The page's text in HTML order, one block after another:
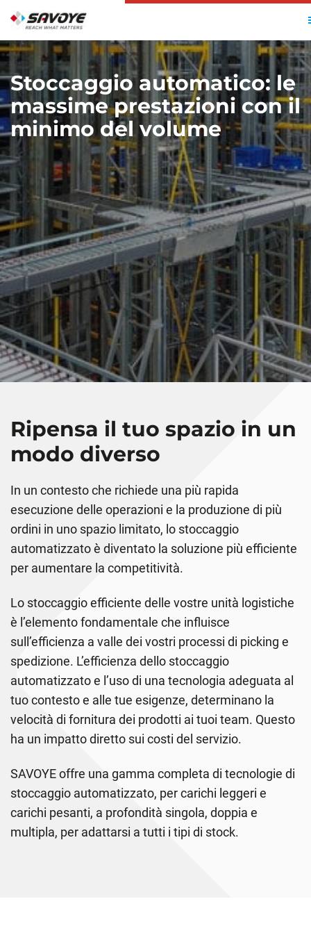
Stoccaggio automatico: le
massime prestazioni con il
minimo del volume
Ripensa il tuo spazio in un
modo diverso
In un contesto che richiede una più rapida
esecuzione delle operazioni e la produzione di più
ordini in uno spazio limitato, lo stoccaggio
automatizzato è diventato la soluzione più efficiente
per aumentare la competitività.
Lo stoccaggio efficiente delle vostre unità logistiche
è l’elemento fondamentale che influisce
sull’efficienza a valle dei vostri processi di picking e
spedizione. L’efficienza dello stoccaggio
automatizzato e l’uso di una tecnologia adeguata al
tuo contesto e alle tue esigenze, determinano la
velocità di fornitura dei prodotti ai tuoi team. Questo
ha un impatto diretto sui costi del servizio.
SAVOYE offre una gamma completa di tecnologie di
stoccaggio automatizzato, per carichi leggeri e
carichi pesanti, a profondità singola, doppia e
multipla, per adattarsi a tutti i tipi di stock.